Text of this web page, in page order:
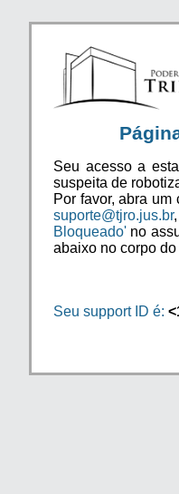
Seu acesso a
suspeita de
Por favor, abra um
suporte@tjro.jus.br
Bloqueado' no
abaixo no corpo do
Seu support ID é: